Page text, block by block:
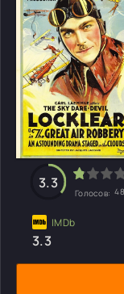
3.3
Голосов:
3.3